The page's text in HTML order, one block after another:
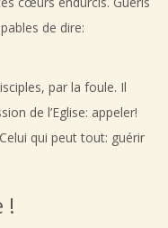
de dire:
par la foule. Il
de l’Eglise: appeler!
qui peut tout: guérir
!